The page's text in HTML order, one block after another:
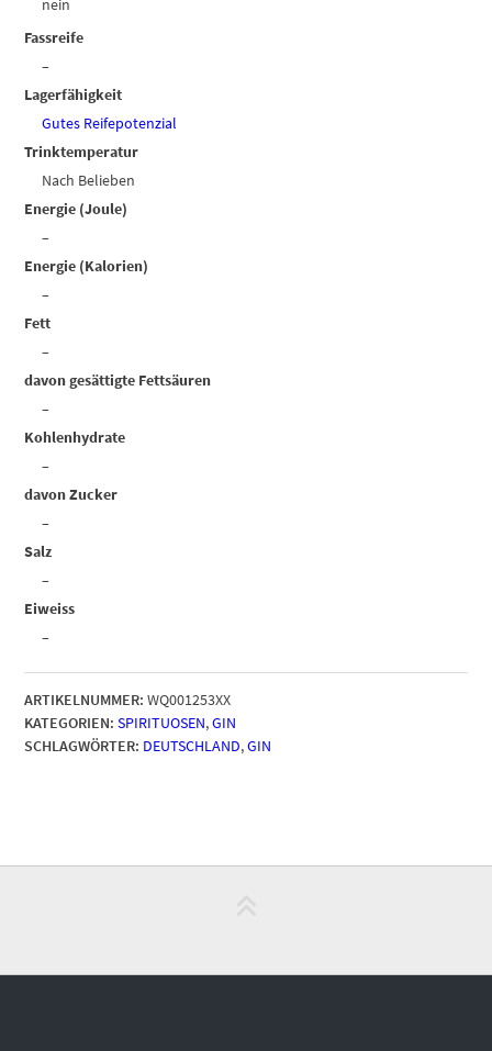
nein
Fassreife
–
Lagerfähigkeit
Gutes Reifepotenzial
Trinktemperatur
Nach Belieben
Energie (Joule)
–
Energie (Kalorien)
–
Fett
–
davon gesättigte Fettsäuren
–
Kohlenhydrate
–
davon Zucker
–
Salz
–
Eiweiss
–
ARTIKELNUMMER: WQ001253XX
KATEGORIEN: SPIRITUOSEN,GIN
SCHLAGWÖRTER: DEUTSCHLAND,GIN